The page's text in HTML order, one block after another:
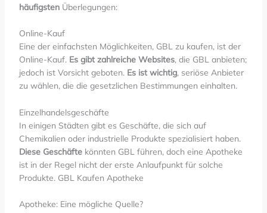
häufigstenÜberlegungen:
Online-Kauf
Eine der einfachsten Möglichkeiten, GBL zu kaufen, ist der
Online-Kauf. Es gibt zahlreiche Websites, die GBL anbieten;
jedoch ist Vorsicht geboten. Es ist wichtig, seriöse Anbieter
zu wählen, die die gesetzlichen Bestimmungen einhalten.
Einzelhandelsgeschäfte
In einigen Städten gibt es Geschäfte, die sich auf
Chemikalien oder industrielle Produkte spezialisiert haben.
Diese Geschäftekönnten GBL führen, doch eine Apotheke
ist in der Regel nicht der erste Anlaufpunkt für solche
Produkte. GBL Kaufen Apotheke
Apotheke: Eine mögliche Quelle?